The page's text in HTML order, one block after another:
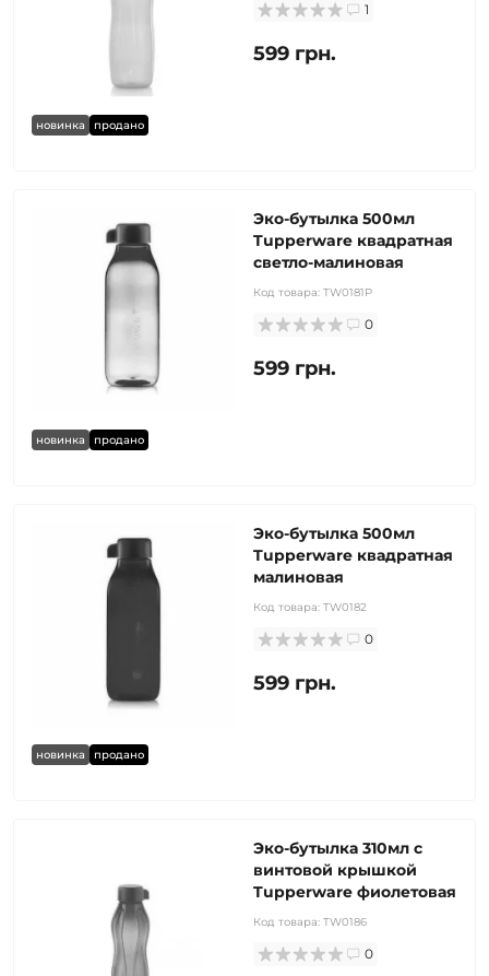
новинка продано
1
599 грн.
новинка продано
Эко-бутылка 500мл
Tupperware квадратная
светло-малиновая
Код товара: TW0181P
0
599 грн.
новинка продано
Эко-бутылка 500мл
Tupperware квадратная
малиновая
Код товара: TW0182
0
599 грн.
Эко-бутылка 310мл с
винтовой крышкой
Tupperware фиолетовая
Код товара: TW0186
0